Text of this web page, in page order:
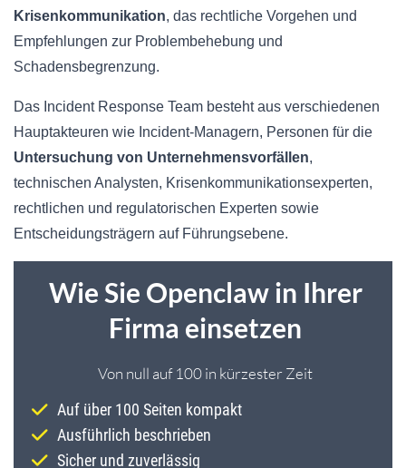
Krisenkommunikation, das rechtliche Vorgehen und
Empfehlungen zur Problembehebung und
Schadensbegrenzung.
Das Incident Response Team besteht aus verschiedenen
Hauptakteuren wie Incident-Managern, Personen für die
Untersuchung von Unternehmensvorfällen,
technischen Analysten, Krisenkommunikationsexperten,
rechtlichen und regulatorischen Experten sowie
Entscheidungsträgern auf Führungsebene.